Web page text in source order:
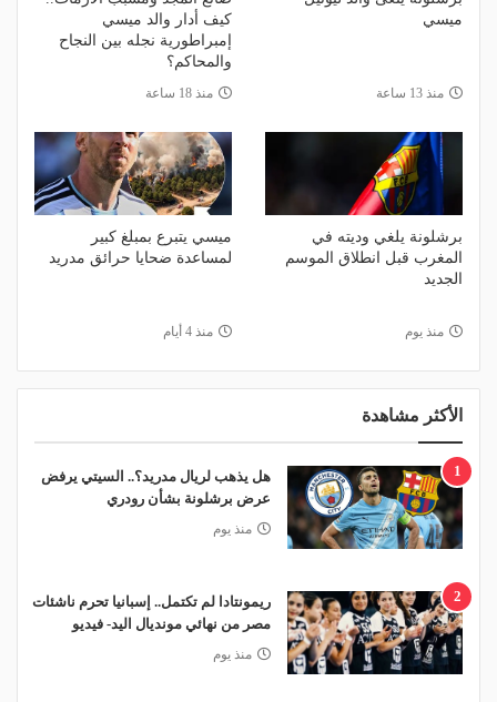
ميسي
منذ 13 ساعة
كيف أدار والد ميسي
إمبراطورية نجله بين النجاح
والمحاكم؟
منذ 18 ساعة
برشلونة يلغي وديته في
المغرب قبل انطلاق الموسم
الجديد
منذ يوم
ميسي يتبرع بمبلغ كبير
لمساعدة ضحايا حرائق مدريد
منذ 4 أيام
الأكثر مشاهدة
1
هل يذهب لريال مدريد؟.. السيتي يرفض
عرض برشلونة بشأن رودري
منذ يوم
2
ريمونتادا لم تكتمل.. إسبانيا تحرم ناشئات
مصر من نهائي مونديال اليد- فيديو
منذ يوم